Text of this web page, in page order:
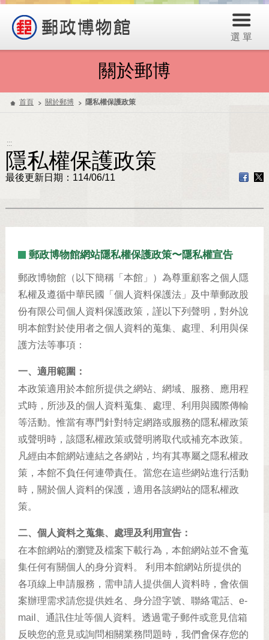
選 單
關於郵博
首頁 關於郵博 隱私權保護政策
:::
隱私權保護政策
最後更新日期：114/06/11
郵政博物館網站隱私權保護政策〜隱私權宣告
郵政博物館（以下簡稱「本館」）為尊重顧客之個人隱
私權及遵循中華民國「個人資料保護法」及中華郵政股
份有限公司個人資料保護政策，謹以下列聲明，對外說
明本館對於使用者之個人資料的蒐集、處理、利用與保
護方法等事項：
一、適用範圍：
本政策適用於本館所提供之網站、網域、服務、應用程
式時，所涉及的個人資料蒐集、處理、利用與國際傳輸
等活動。惟當有專門針對特定網路或服務的隱私權政策
或聲明時，該隱私權政策或聲明將取代或補充本政策。
凡經由本館網站連結之各網站，均有其專屬之隱私權政
策，本館不負任何連帶責任。當您在這些網站進行活動
時，關於個人資料的保護，適用各該網站的隱私權政
策。
二、個人資料之蒐集、處理及利用宣告：
在本館網站的瀏覽及檔案下載行為，本館網站並不會蒐
集任何有關個人的身分資料。 利用本館網站所提供的
各項線上申請服務，需申請人提供個人資料時，會依個
案辦理需求請您提供姓名、身分證字號、聯絡電話、e-
mail、通訊住址等個人資料。透過電子郵件或意見信箱
反映您的意見或詢問相關業務問題時，我們會保存您的